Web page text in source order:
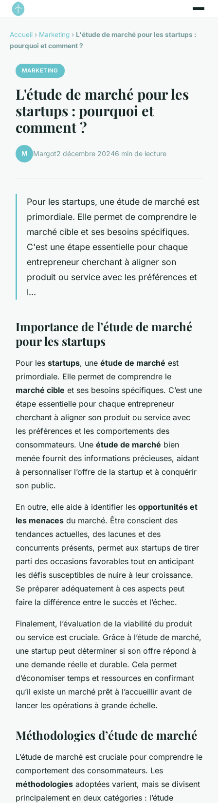
Accueil › Marketing › L'étude de marché pour les startups :
pourquoi et comment ?
MARKETING
L'étude de marché pour les
startups : pourquoi et
comment ?
M Margot2 décembre 20246 min de lecture
Pour les startups, une étude de marché est
primordiale. Elle permet de comprendre le
marché cible et ses besoins spécifiques.
C'est une étape essentielle pour chaque
entrepreneur cherchant à aligner son
produit ou service avec les préférences et
l...
Importance de l’étude de marché
pour les startups
Pour les startups, une étude de marché est
primordiale. Elle permet de comprendre le
marché cible et ses besoins spécifiques. C’est une
étape essentielle pour chaque entrepreneur
cherchant à aligner son produit ou service avec
les préférences et les comportements des
consommateurs. Une étude de marché bien
menée fournit des informations précieuses, aidant
à personnaliser l’offre de la startup et à conquérir
son public.
En outre, elle aide à identifier les opportunités et
les menaces du marché. Être conscient des
tendances actuelles, des lacunes et des
concurrents présents, permet aux startups de tirer
parti des occasions favorables tout en anticipant
les défis susceptibles de nuire à leur croissance.
Se préparer adéquatement à ces aspects peut
faire la différence entre le succès et l’échec.
Finalement, l’évaluation de la viabilité du produit
ou service est cruciale. Grâce à l’étude de marché,
une startup peut déterminer si son offre répond à
une demande réelle et durable. Cela permet
d’économiser temps et ressources en confirmant
qu’il existe un marché prêt à l’accueillir avant de
lancer les opérations à grande échelle.
Méthodologies d’étude de marché
L’étude de marché est cruciale pour comprendre le
comportement des consommateurs. Les
méthodologies adoptées varient, mais se divisent
principalement en deux catégories : l’étude